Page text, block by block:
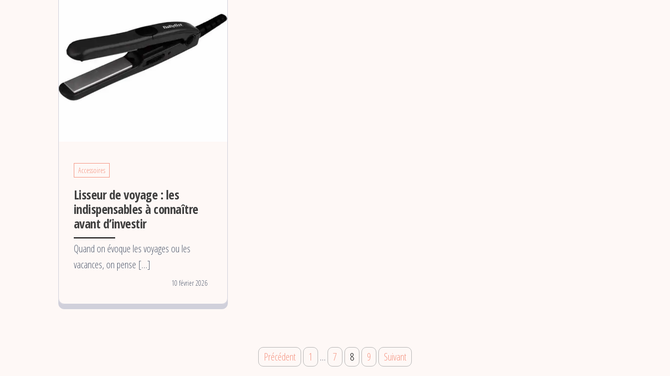
Accessoires
Lisseur de voyage : les
indispensables à connaître
avant d’investir
Quand on évoque les voyages ou les
vacances, on pense […]
10 février 2026
Précédent 1 … 7 8 9 Suivant